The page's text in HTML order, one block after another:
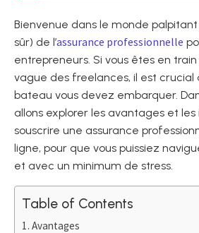
Bienvenue dans le monde palpitant
sûr) de l’assurance professionnelle
entrepreneurs. Si vous êtes en
vague des freelances, il est crucial
bateau vous devez embarquer.
allons explorer les avantages et
souscrire une assurance
ligne, pour que vous puissiez
et avec un minimum de stress.
Table of Contents
Avantages